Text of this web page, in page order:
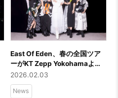
East Of Eden、春の全国ツア
ーがKT Zepp Yokohamaより
開幕！6月発売EPの特典詳細も
解禁、BDには今ツアーの密着
映像を収録！
2026.02.03
News